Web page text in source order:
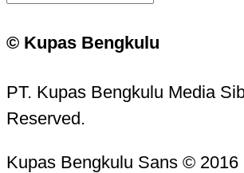
© Kupas Bengkulu
PT. Kupas Bengkulu Media
Reserved.
Kupas Bengkulu Sans © 2016